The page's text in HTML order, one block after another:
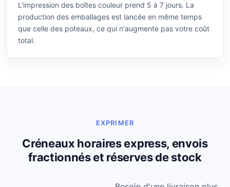
L'impression des boîtes couleur prend 5 à 7 jours. La
production des emballages est lancée en même temps
que celle des poteaux, ce qui n'augmente pas votre coût
total.
EXPRIMER
Créneaux horaires express, envois
fractionnés et réserves de stock